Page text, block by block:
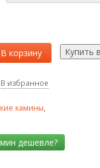
В корзину
В избранное
камины,